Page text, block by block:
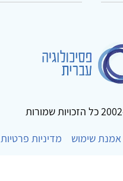
אמנת שימוש מדיניות פרטיות